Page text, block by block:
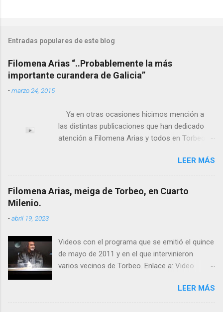
Entradas populares de este blog
Filomena Arias “..Probablemente la más
importante curandera de Galicia”
-marzo 24, 2015
Ya en otras ocasiones hicimos mención a
las distintas publicaciones que han dedicado
atención a Filomena Arias y todos en Torbeo
el pasado siglo tuvo esta “curandeira” por sus
“obras y milagros”, pero también como
excelente difusora del nombre de nuestro
pueblo, no en vano es reconocida por muchos
mención a ANTON PATIÑO REGUEIRA (ya
fallecido) cuyo empeño por estudiar y dar a
conocer a esta “sabia” y por ende a Torbeo no
También reproducimos integro el articulo que
en el año 2000 publico Ángel Arnaiz recogiendo
LEER MÁS
Filomena Arias, meiga de Torbeo, en Cuarto
Milenio.
-abril 19, 2023
Videos con el programa que se emitió el quince
de mayo de 2011 y en el que intervinieron
varios vecinos de Torbeo. Enlace a: Video
completo emitido en CUARTO MILENIO En
Facebook otra copia con mejor resolución:
LEER MÁS